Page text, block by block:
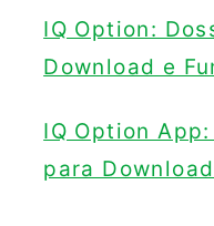
IQ Option:
Download e
IQ Option
para